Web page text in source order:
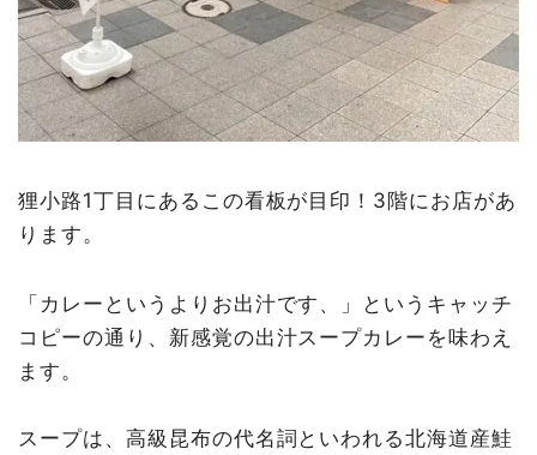
狸小路1丁目にあるこの看板が目印！3階にお店があ
ります。
「カレーというよりお出汁です、」というキャッチ
コピーの通り、新感覚の出汁スープカレーを味わえ
ます。
スープは、高級昆布の代名詞といわれる北海道産鮭